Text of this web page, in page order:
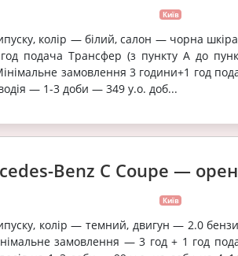
Київ
колір — білий, салон — чорна
год подача Трансфер (з пункту А до
замовлення 3 години+1 год
— 1-3 доби — 349 у.о. доб...
Benz C Coupe —
Київ
колір — темний, двигун — 2.0
замовлення — 3 год + 1 год